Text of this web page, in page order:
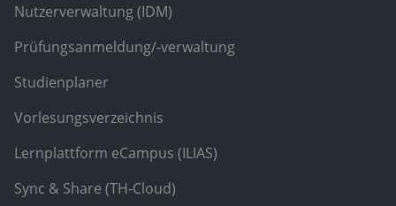
Nutzerverwaltung (IDM)
Prüfungsanmeldung/-verwaltung
Studienplaner
Vorlesungsverzeichnis
Lernplattform eCampus (ILIAS)
Sync & Share (TH-Cloud)